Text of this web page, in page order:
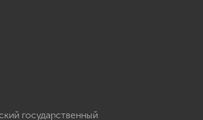
государственный